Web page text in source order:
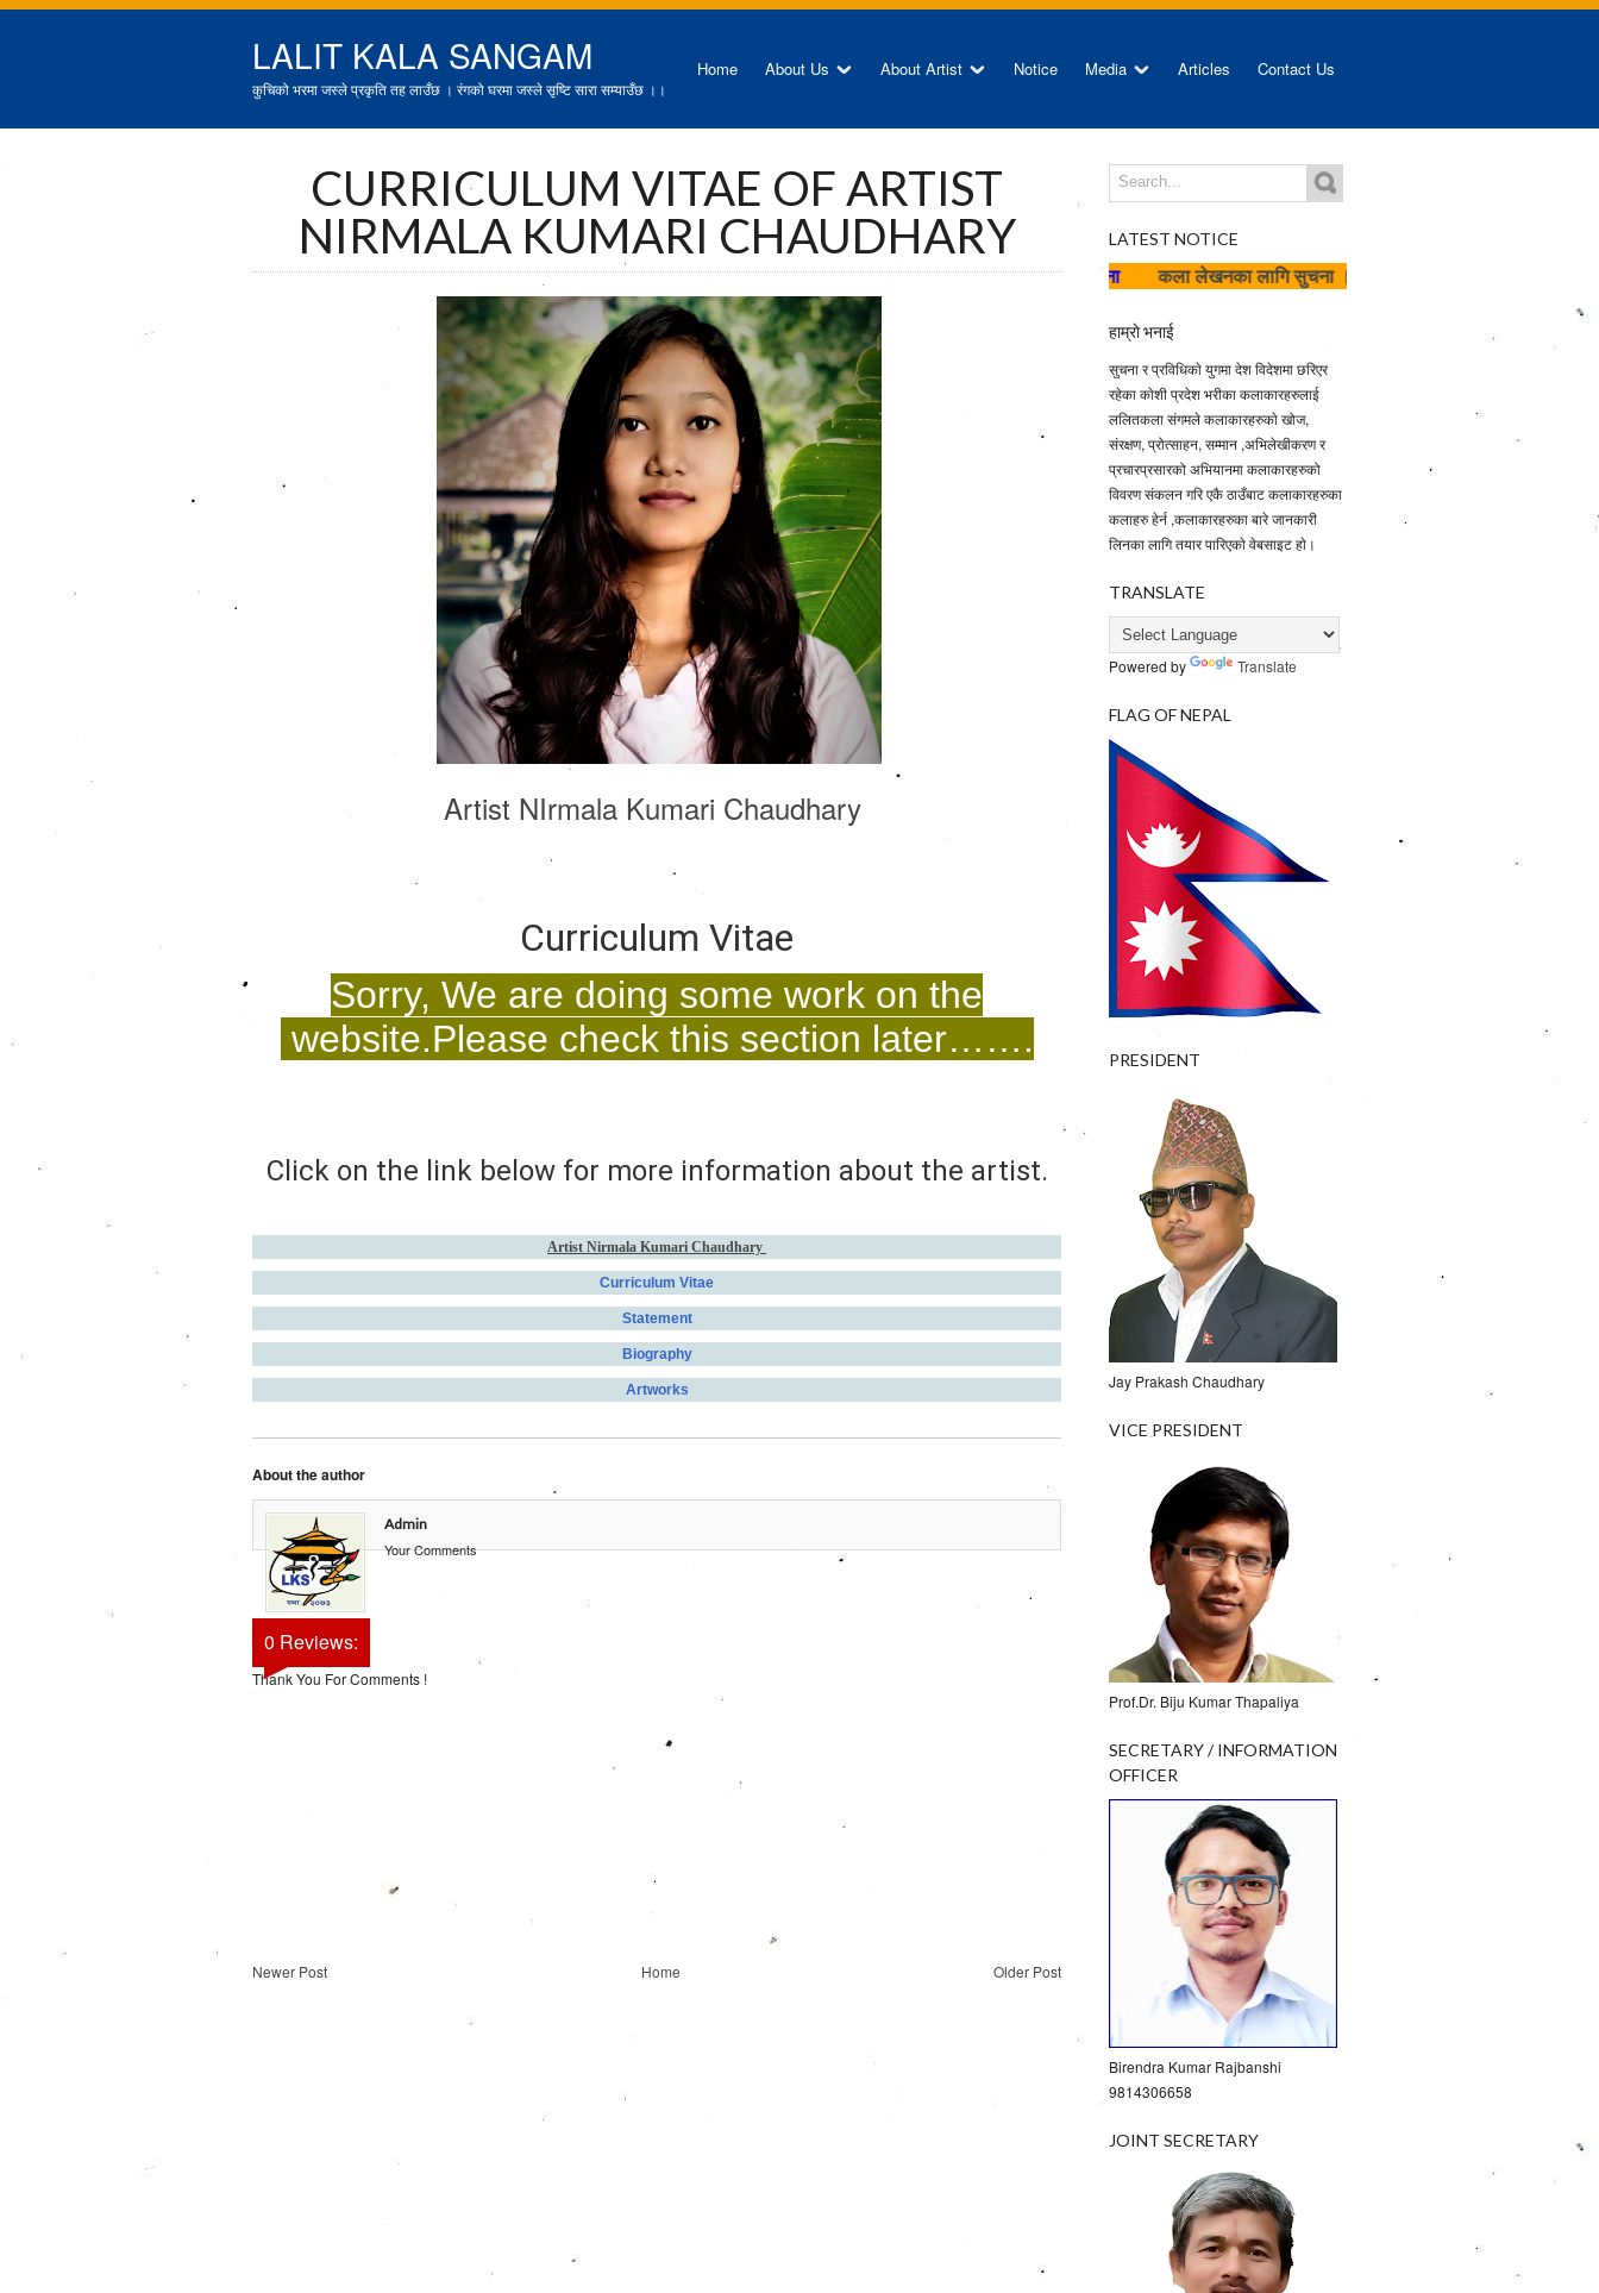
LALIT KALA SANGAM
कुचिको भरमा जस्ले प्रकृति तह लाउँछ । रंगको घरमा जस्ले सृष्टि सारा सम्याउँछ ।।
Home About Us About Artist Notice Media Articles Contact Us
CURRICULUM VITAE OF ARTIST
NIRMALA KUMARI CHAUDHARY
Artist NIrmala Kumari Chaudhary
Curriculum Vitae
Sorry, We are doing some work on the
website.Please check this section later…….
Click on the link below for more information about the artist.
Artist Nirmala Kumari Chaudhary
Curriculum Vitae
Statement
Biography
Artworks
About the author
Admin
Your Comments
0 Reviews:
Thank You For Comments !
Newer Post Home Older Post
LATEST NOTICE
प्रतिभाको खोजि २, २०८२ को सुचना कला लेखनका लागि सुचना ।
हाम्राे भनाई
सुचना र प्रविधिकाे युगमा देश विदेशमा छरिएर
रहेका काेशी प्रदेश भरीका कलाकारहरुलाई
ललितकला संगमले कलाकारहरुकाे खोज,
संरक्षण, प्रोत्साहन, सम्मान ,अभिलेखीकरण र
प्रचारप्रसारको अभियानमा कलाकारहरुको
विवरण संकलन गरि एकै ठाउँबाट कलाकारहरुका
कलाहरु हेर्न ,कलाकारहरुका बारे जानकारी
लिनका लागि तयार पारिएकाे वेबसाइट हाे।
TRANSLATE
Powered by Translate
FLAG OF NEPAL
PRESIDENT
Jay Prakash Chaudhary
VICE PRESIDENT
Prof.Dr. Biju Kumar Thapaliya
SECRETARY / INFORMATION
OFFICER
Birendra Kumar Rajbanshi
9814306658
JOINT SECRETARY